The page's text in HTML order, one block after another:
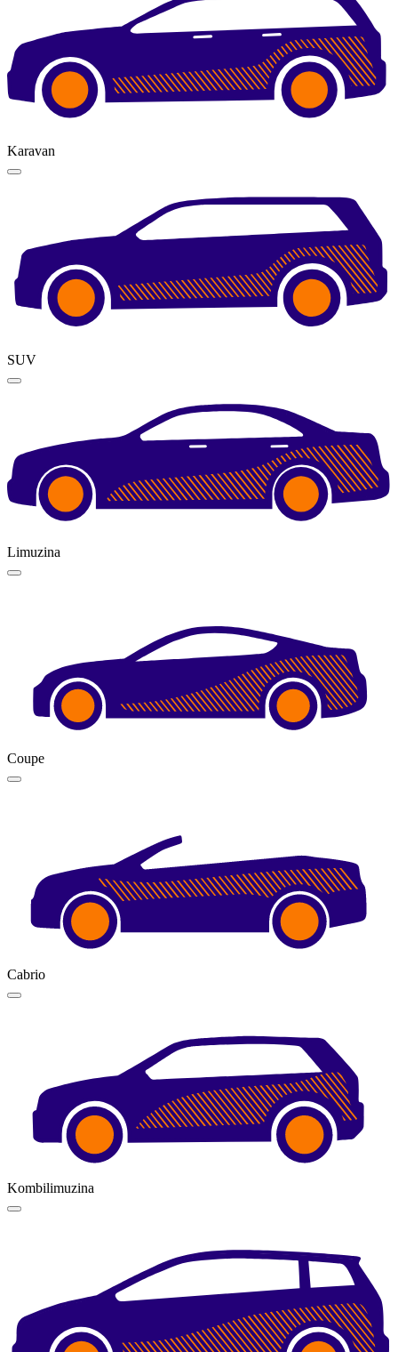
Karavan
SUV
Limuzina
Coupe
Cabrio
Kombilimuzina